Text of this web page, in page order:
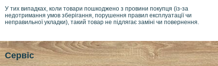
У тих випадках, коли товари пошкоджено з провини покупця (із-за
недотримання умов зберігання, порушення правил експлуатації чи
неправильної укладки), такий товар не підлягає заміні чи повернення.
Сервіс